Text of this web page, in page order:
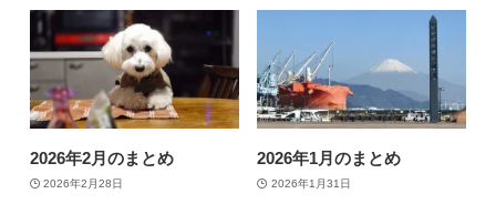
2026年2月のまとめ
2026年2月28日
2026年1月のまとめ
2026年1月31日